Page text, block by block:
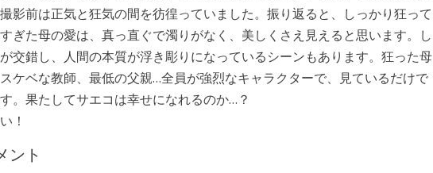
影前は正気と狂気の間を彷徨っていました。振り返ると、しっかり狂って
ぎた母の愛は、真っ直ぐで濁りがなく、美しくさえ見えると思います。し
交錯し、人間の本質が浮き彫りになっているシーンもあります。狂った母
ケベな教師、最低の父親…全員が強烈なキャラクターで、見ているだけで
。果たしてサエコは幸せになれるのか…？
！
ント